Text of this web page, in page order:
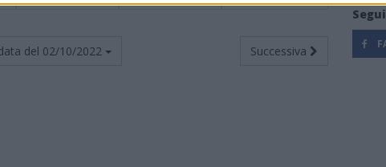
del 02/10/2022 Successiva